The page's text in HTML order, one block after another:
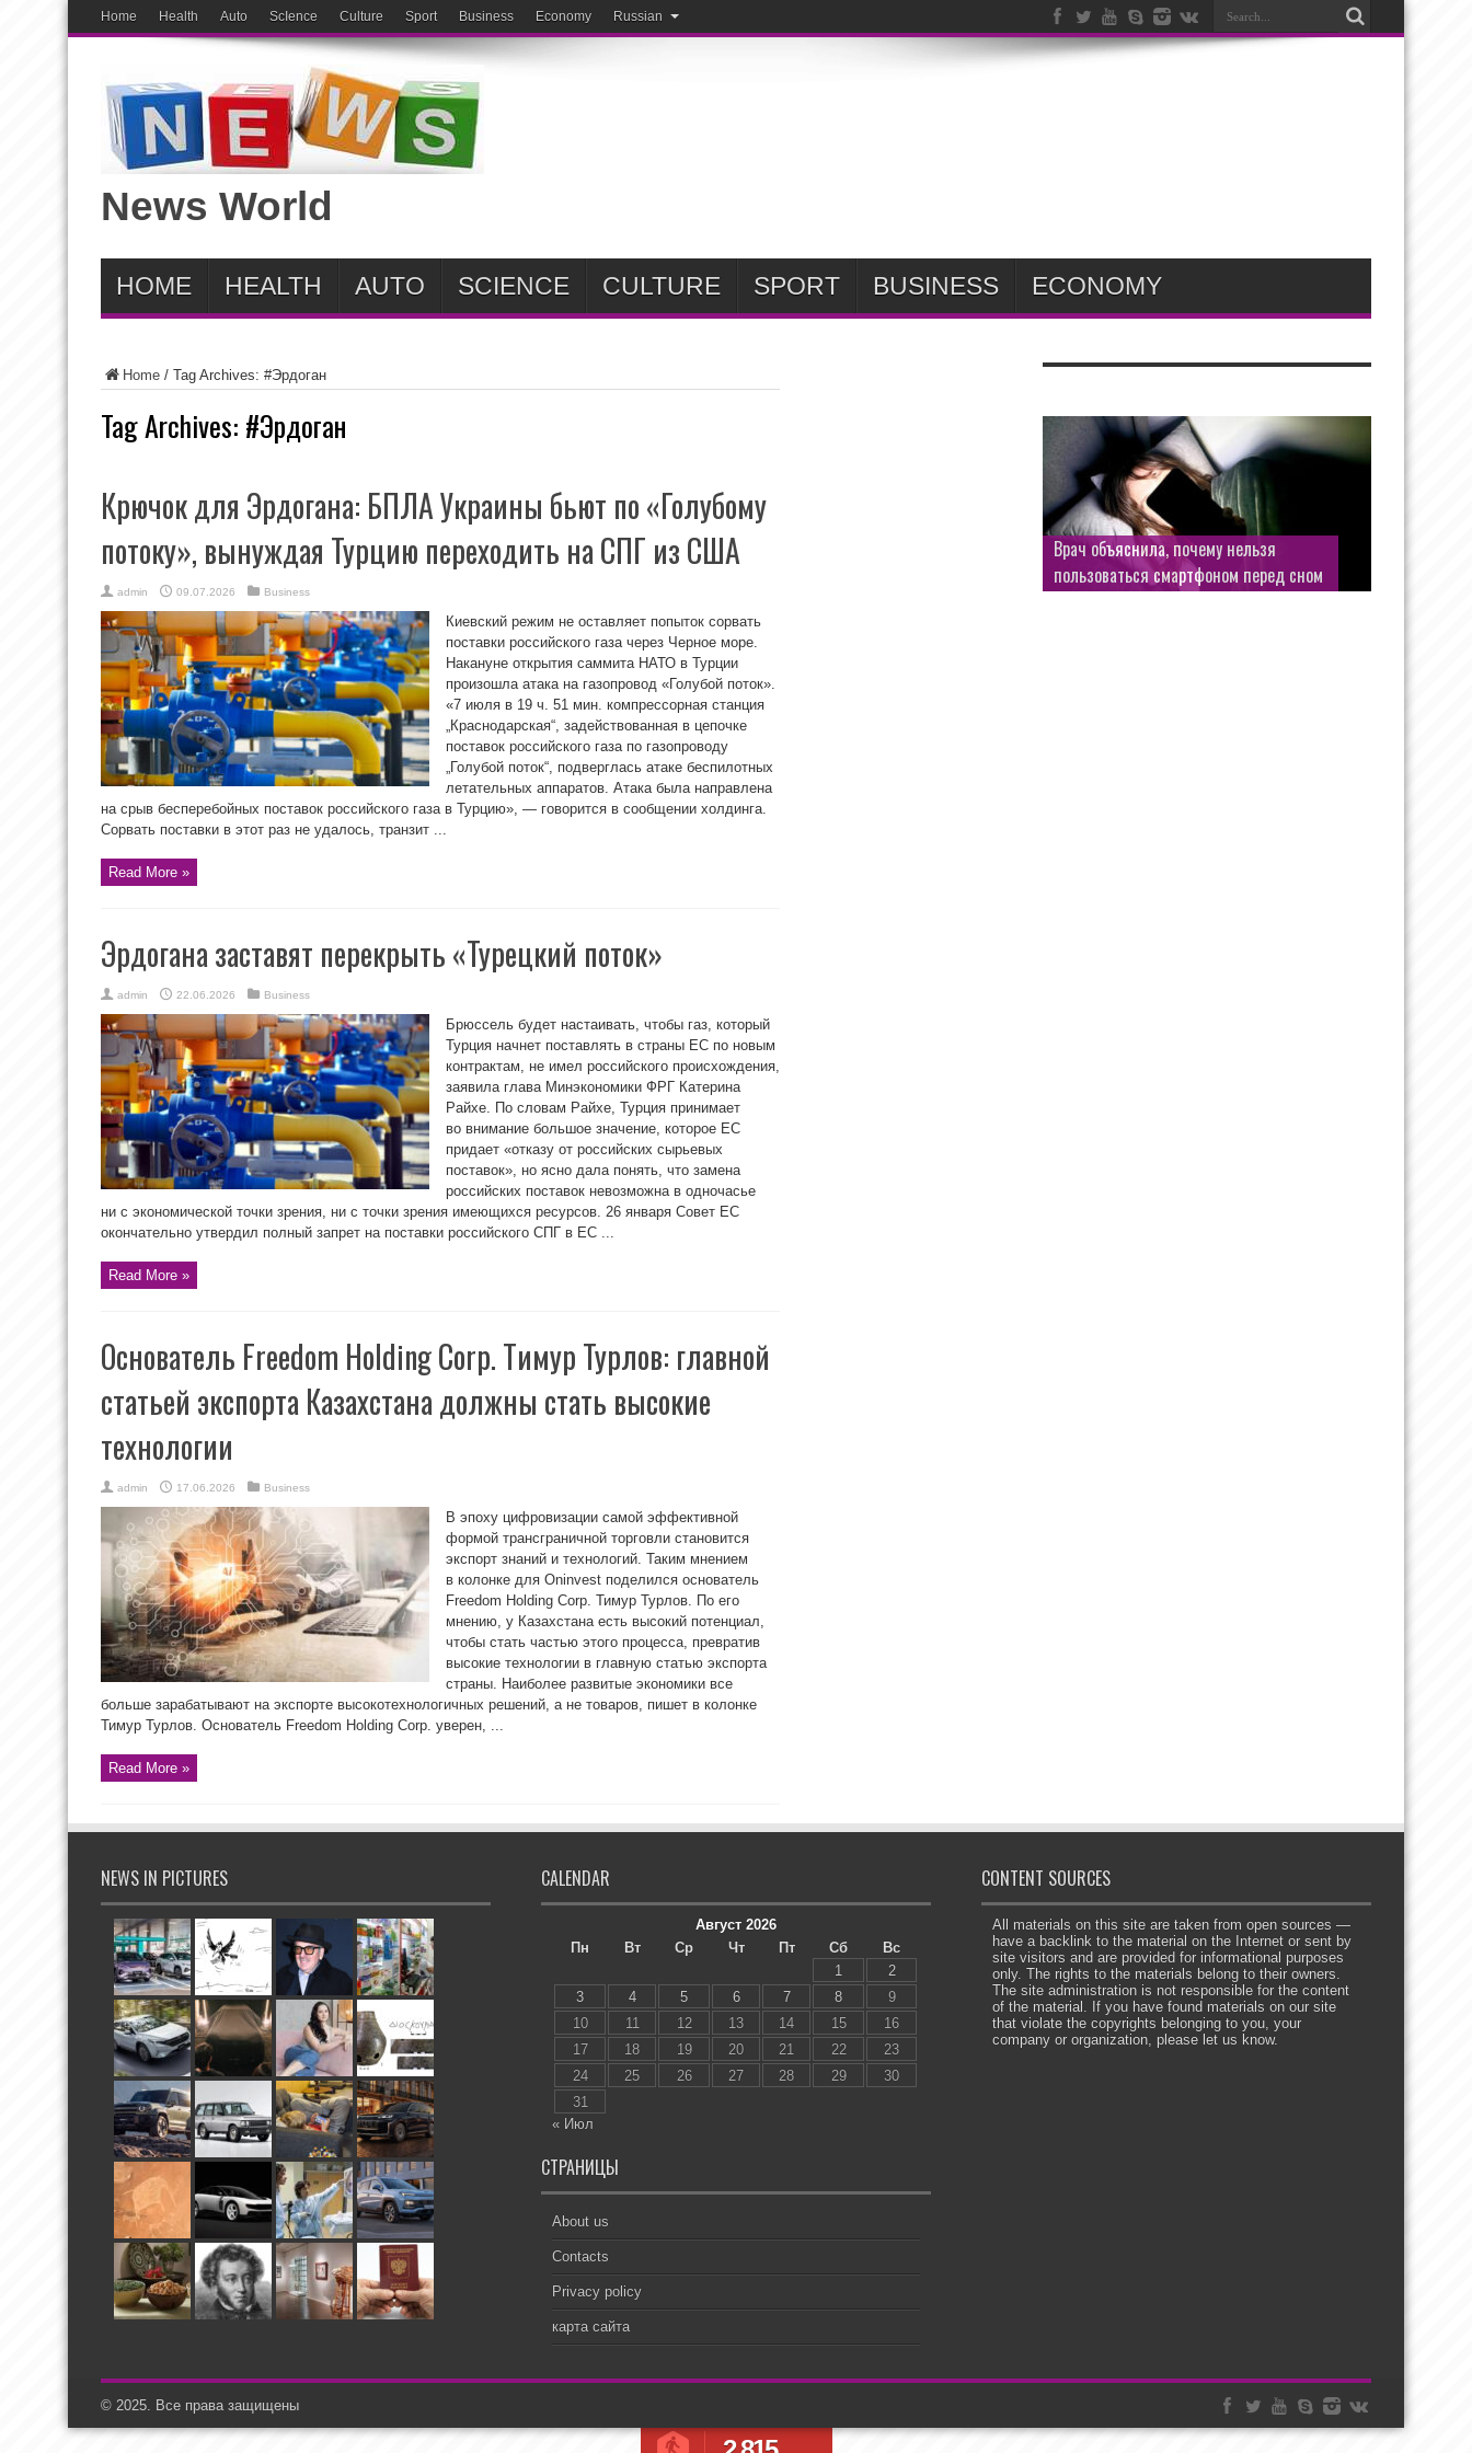
Home Health Auto ScIence Culture Sport Business Economy Russian
News World
HOME HEALTH AUTO SCIENCE CULTURE SPORT BUSINESS ECONOMY
Home / Tag Archives: #Эрдоган
Tag Archives: #Эрдоган
Крючок для Эрдогана: БПЛА Украины бьют по «Голубому
потоку», вынуждая Турцию переходить на СПГ из США
admin 09.07.2026 Business
Киевский режим не оставляет попыток сорвать
поставки российского газа через Черное море.
Накануне открытия саммита НАТО в Турции
произошла атака на газопровод «Голубой поток».
«7 июля в 19 ч. 51 мин. компрессорная станция
„Краснодарская“, задействованная в цепочке
поставок российского газа по газопроводу
„Голубой поток“, подверглась атаке беспилотных
летательных аппаратов. Атака была направлена
на срыв бесперебойных поставок российского газа в Турцию», — говорится в сообщении холдинга.
Сорвать поставки в этот раз не удалось, транзит ...
Read More »
Эрдогана заставят перекрыть «Турецкий поток»
admin 22.06.2026 Business
Брюссель будет настаивать, чтобы газ, который
Турция начнет поставлять в страны ЕС по новым
контрактам, не имел российского происхождения,
заявила глава Минэкономики ФРГ Катерина
Райхе. По словам Райхе, Турция принимает
во внимание большое значение, которое ЕС
придает «отказу от российских сырьевых
поставок», но ясно дала понять, что замена
российских поставок невозможна в одночасье
ни с экономической точки зрения, ни с точки зрения имеющихся ресурсов. 26 января Совет ЕС
окончательно утвердил полный запрет на поставки российского СПГ в ЕС ...
Read More »
Основатель Freedom Holding Corp. Тимур Турлов: главной
статьей экспорта Казахстана должны стать высокие
технологии
admin 17.06.2026 Business
В эпоху цифровизации самой эффективной
формой трансграничной торговли становится
экспорт знаний и технологий. Таким мнением
в колонке для Oninvest поделился основатель
Freedom Holding Corp. Тимур Турлов. По его
мнению, у Казахстана есть высокий потенциал,
чтобы стать частью этого процесса, превратив
высокие технологии в главную статью экспорта
страны. Наиболее развитые экономики все
больше зарабатывают на экспорте высокотехнологичных решений, а не товаров, пишет в колонке
Тимур Турлов. Основатель Freedom Holding Corp. уверен, ...
Read More »
Врач объяснила, почему нельзя
пользоваться смартфоном перед сном
Aston Martin подготовил пять
уникальных автомобилей для Америки
NEWS IN PICTURES CALENDAR
Август 2026
Пн
Вт Ср Чт Пт Сб
Вс
1
2
3
4 5 6 7 8
9
10
11 12 13 14 15
16
17
18 19 20 21 22
23
24
25 26 27 28 29
30
31
« Июл
СТРАНИЦЫ
About us
Contacts
Privacy policy
карта сайта
CONTENT SOURCES
All materials on this site are taken from open sources —
have a backlink to the material on the Internet or sent by
site visitors and are provided for informational purposes
only. The rights to the materials belong to their owners.
The site administration is not responsible for the content
of the material. If you have found materials on our site
that violate the copyrights belonging to you, your
company or organization, please let us know.
© 2025. Все права защищены